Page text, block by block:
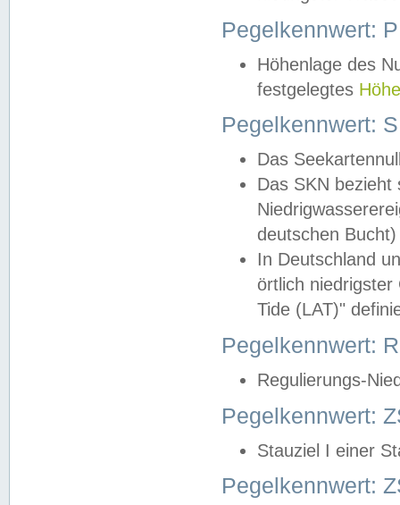
Pegelkennwert:
Höhenlage des
festgelegtes
Pegelkennwert:
Das
Das SKN
deutschen
In Deutschland
örtlich
Tide (LAT)"
Pegelkennwert:
Regulierungs-
Pegelkennwert:
Stauziel I einer
Pegelkennwert: